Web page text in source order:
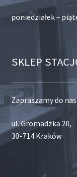
poniedziałek –
SKLEP
Zapraszamy do
ul. Gromadzka 20,
30-714 Kraków